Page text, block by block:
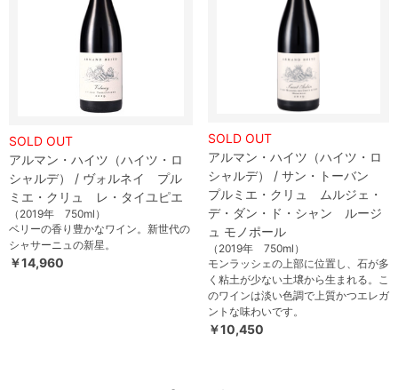
SOLD OUT
アルマン・ハイツ（ハイツ・ロ
シャルデ） / ヴォルネイ プル
ミエ・クリュ レ・タイユピエ
（2019年 750ml）
ベリーの香り豊かなワイン。新世代の
シャサーニュの新星。
￥14,960
SOLD OUT
アルマン・ハイツ（ハイツ・ロ
シャルデ） / サン・トーバン
プルミエ・クリュ ムルジェ・
デ・ダン・ド・シャン ルージ
ュ モノポール
（2019年 750ml）
モンラッシェの上部に位置し、石が多
く粘土が少ない土壌から生まれる。こ
のワインは淡い色調で上質かつエレガ
ントな味わいです。
￥10,450